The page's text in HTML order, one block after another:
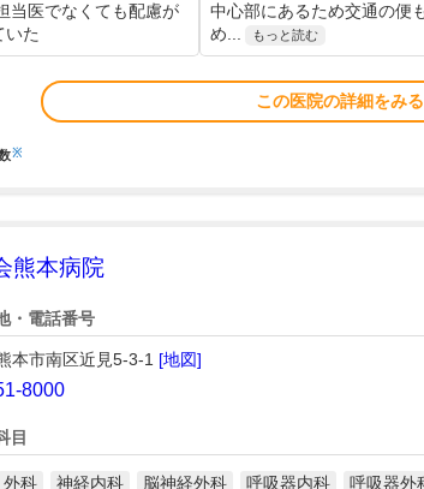
当医でなくても配慮が
いた
中心部にあるため交通の便
め...
もっと読む
この医院の詳細をみる
※
熊本病院
・電話番号
本市南区近見5-3-1 [地図]
8000
目
外科 神経内科 脳神経外科 呼吸器内科 呼吸器外